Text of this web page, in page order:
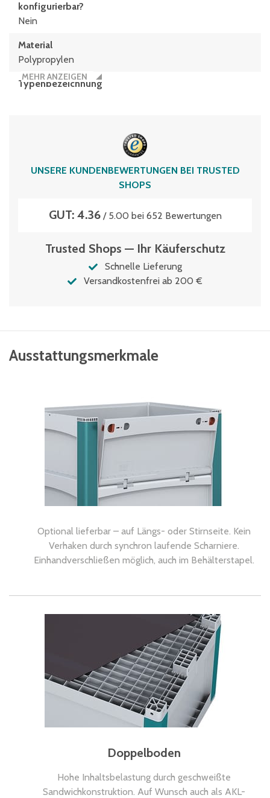
konfigurierbar?
Nein
Material
Polypropylen
Typen­be­zeich­nung
auf Anfrage
MEHR ANZEIGEN
UNSERE KUNDENBEWERTUNGEN BEI TRUSTED
SHOPS
GUT: 4.36/ 5.00 bei 652 Bewertungen
Trusted Shops — Ihr Käuferschutz
Schnelle Lieferung
Versandkostenfrei ab 200 €
Ausstattungsmerkmale
Optional lieferbar – auf Längs- oder Stirnseite. Kein
Verhaken durch synchron laufende Scharniere.
Einhandverschließen möglich, auch im Behälterstapel.
Doppelboden
Hohe Inhaltsbelastung durch geschweißte
Sandwichkonstruktion. Auf Wunsch auch als AKL-